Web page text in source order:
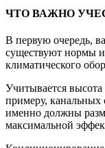
ЧТО ВАЖНО
В первую очередь,
существуют нормы
климатического
Учитывается
примеру, канальных
именно должны
максимальной